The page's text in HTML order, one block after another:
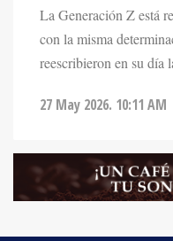
con la misma
reescribieron en su día